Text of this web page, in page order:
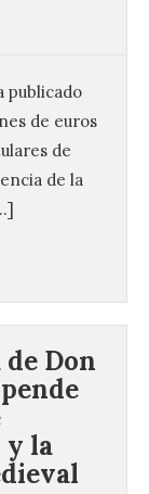
publicado
de euros
de
de la
Don
y la